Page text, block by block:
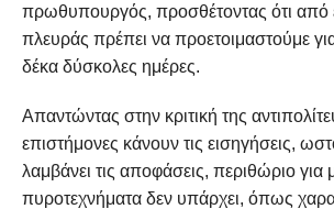
πρωθυπουργός, προσθέτοντας ότι από
πλευράς πρέπει να προετοιμαστούμε
δέκα δύσκολες ημέρες.
Απαντώντας στην κριτική της
επιστήμονες κάνουν τις εισηγήσεις,
λαμβάνει τις αποφάσεις, περιθώριο για
πυροτεχνήματα δεν υπάρχει, όπως